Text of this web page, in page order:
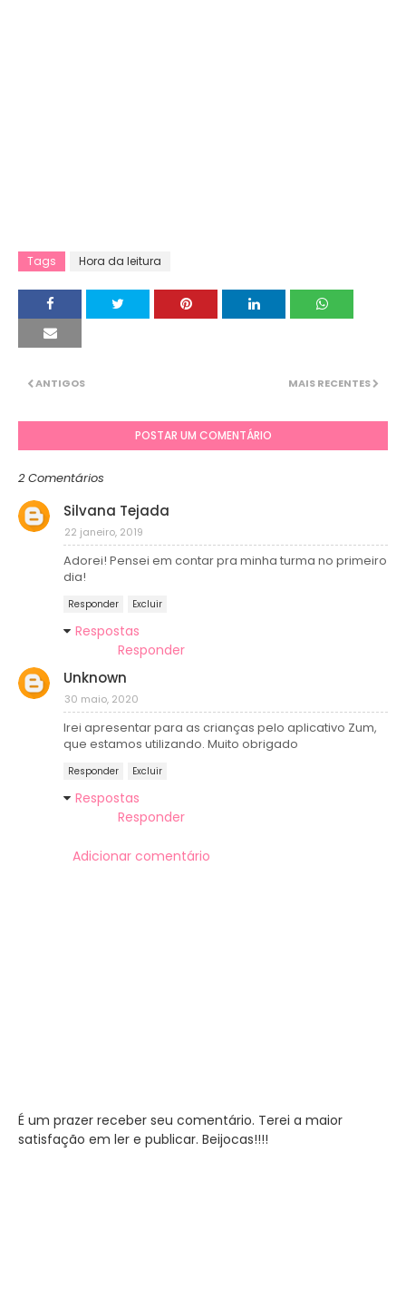
Tags Hora da leitura
MAIS RECENTES
ANTIGOS
POSTAR UM COMENTÁRIO
2 Comentários
Silvana Tejada
22 janeiro, 2019
Adorei! Pensei em contar pra minha turma no primeiro
dia!
Responder Excluir
Respostas
Responder
Unknown
30 maio, 2020
Irei apresentar para as crianças pelo aplicativo Zum,
que estamos utilizando. Muito obrigado
Responder Excluir
Respostas
Responder
Adicionar comentário
É um prazer receber seu comentário. Terei a maior
satisfação em ler e publicar. Beijocas!!!!